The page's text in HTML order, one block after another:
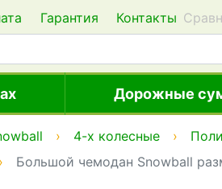
Гарантия Контакты
Дорожные
4-х колесные
Большой чемодан Snowball